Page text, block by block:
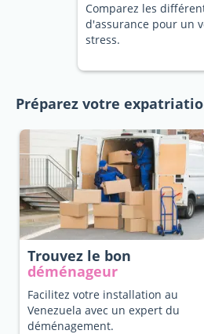
Comparez les
d'assurance pour un
stress.
Préparez votre
Trouvez le bon
déménageur
Facilitez votre installation au
Venezuela avec un expert du
déménagement.